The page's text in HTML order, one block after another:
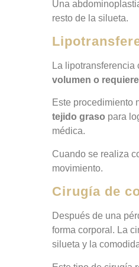
Una
resto de la silueta.
La
volumen o
Este procedimiento
tejido graso para
médica.
Cuando se realiza
movimiento.
Cirugía de
Después de una
forma corporal. La
silueta y la